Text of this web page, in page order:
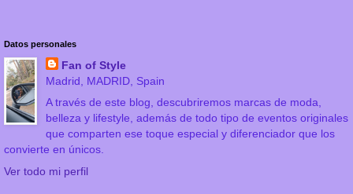
Datos personales
Fan of Style
Madrid, MADRID, Spain
A través de este blog, descubriremos marcas de moda,
belleza y lifestyle, además de todo tipo de eventos originales
que comparten ese toque especial y diferenciador que los
convierte en únicos.
Ver todo mi perfil